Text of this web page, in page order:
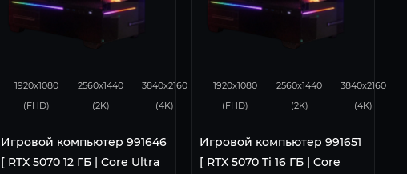
1920x1080
(FHD)
2560x1440
(2K)
3840x2160
(4K)
Игровой компьютер 991646
[ RTX 5070 12 ГБ | Core Ultra
1920x1080
(FHD)
2560x1440
(2K)
3840x2160
(4K)
Игровой компьютер 991651
[ RTX 5070 Ti 16 ГБ | Core